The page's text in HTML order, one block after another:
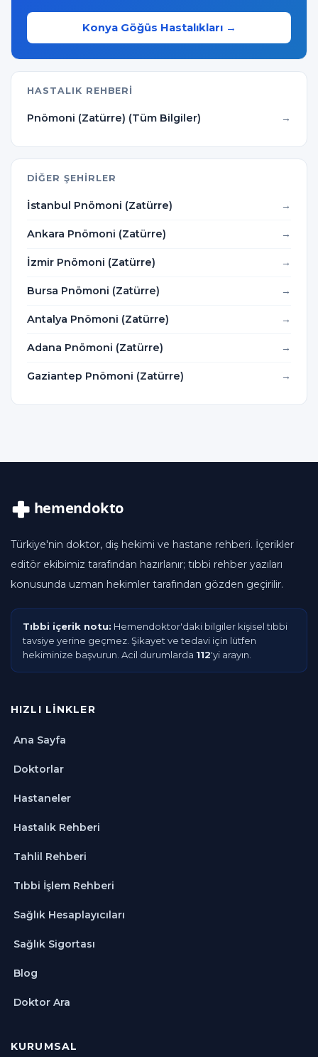
Konya Göğüs Hastalıkları →
HASTALIK REHBERI
Pnömoni (Zatürre) (Tüm Bilgiler)
DIĞER ŞEHIRLER
İstanbul Pnömoni (Zatürre)
Ankara Pnömoni (Zatürre)
İzmir Pnömoni (Zatürre)
Bursa Pnömoni (Zatürre)
Antalya Pnömoni (Zatürre)
Adana Pnömoni (Zatürre)
Gaziantep Pnömoni (Zatürre)
Türkiye'nin doktor, diş hekimi ve hastane rehberi. İçerikler
editör ekibimiz tarafından hazırlanır; tıbbi rehber yazıları
konusunda uzman hekimler tarafından gözden geçirilir.
Tıbbi içerik notu: Hemendoktor'daki bilgiler kişisel tıbbi
tavsiye yerine geçmez. Şikayet ve tedavi için lütfen
hekiminize başvurun. Acil durumlarda 112'yi arayın.
HIZLI LINKLER
Ana Sayfa
Doktorlar
Hastaneler
Hastalık Rehberi
Tahlil Rehberi
Tıbbi İşlem Rehberi
Sağlık Hesaplayıcıları
Sağlık Sigortası
Blog
Doktor Ara
KURUMSAL